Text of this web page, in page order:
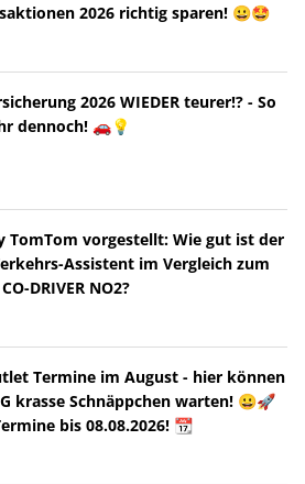
2026 richtig sparen! 😀🤩
2026 WIEDER teurer!? - So
dennoch! 🚗💡
TomTom vorgestellt: Wie gut ist der
Assistent im Vergleich zum
DRIVER NO2?
Termine im August - hier können
krasse Schnäppchen warten! 😀🚀
bis 08.08.2026! 📆